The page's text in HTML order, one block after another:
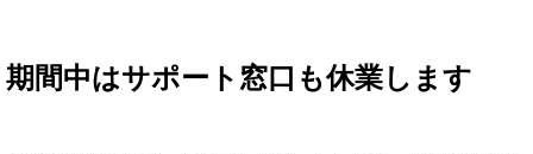
期間中はサポート窓口も休業します